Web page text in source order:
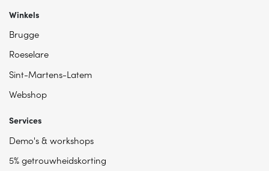
Winkels
Brugge
Roeselare
Sint-Martens-Latem
Webshop
Services
Demo's & workshops
5% getrouwheidskorting